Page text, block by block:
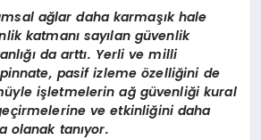
ağlar daha karmaşık hale
katmanı sayılan güvenlik
da arttı. Yerli ve milli
pasif izlemeözelliğini de
işletmelerin ağ güvenliği kural
ve etkinliğini daha
olanak tanıyor.